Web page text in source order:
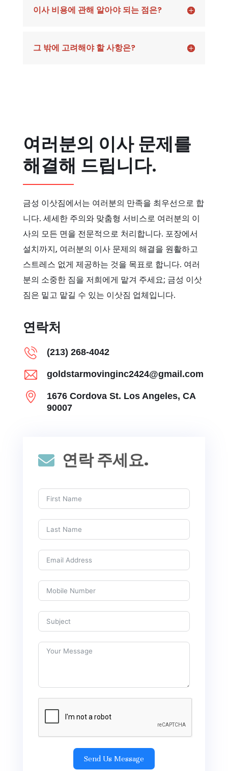
이사 비용에 관해 알아야 되는 점은?
그 밖에 고려해야 할 사항은?
 연락 주세요.
Send Us Message
여러분의 이사 문제를
해결해 드립니다.
금성 이삿짐에서는 여러분의 만족을 최우선으로 합
니다. 세세한 주의와 맞춤형 서비스로 여러분의 이
사의 모든 면을 전문적으로 처리합니다. 포장에서
설치까지, 여러분의 이사 문제의 해결을 원활하고
스트레스 없게 제공하는 것을 목표로 합니다. 여러
분의 소중한 짐을 저희에게 맡겨 주세요; 금성 이삿
짐은 밑고 맡길 수 있는 이삿짐 업체입니다.
연락처
(213) 268-4042
goldstarmovinginc2424@gmail.com
1676 Cordova St. Los Angeles, CA
90007